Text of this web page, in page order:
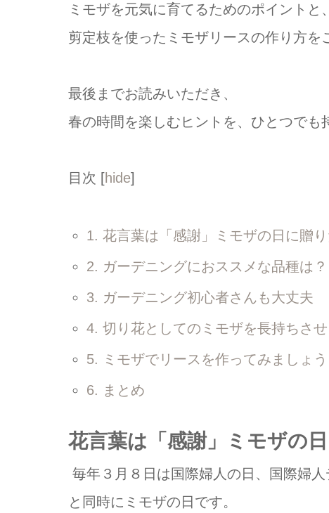
ミモザを元気に育てるためのポイントと、
剪定枝を使ったミモザリースの作り方を
最後までお読みいただき、
春の時間を楽しむヒントを、ひとつでも
目次 [hide]
1. 花言葉は「感謝」ミモザの日に贈
2. ガーデニングにおススメな品種は？
3. ガーデニング初心者さんも大丈夫
4. 切り花としてのミモザを長持ちさ
5. ミモザでリースを作ってみましょう
6. まとめ
花言葉は「感謝」ミモザの
毎年３月８日は国際婦人の日、国際婦
と同時にミモザの日です。